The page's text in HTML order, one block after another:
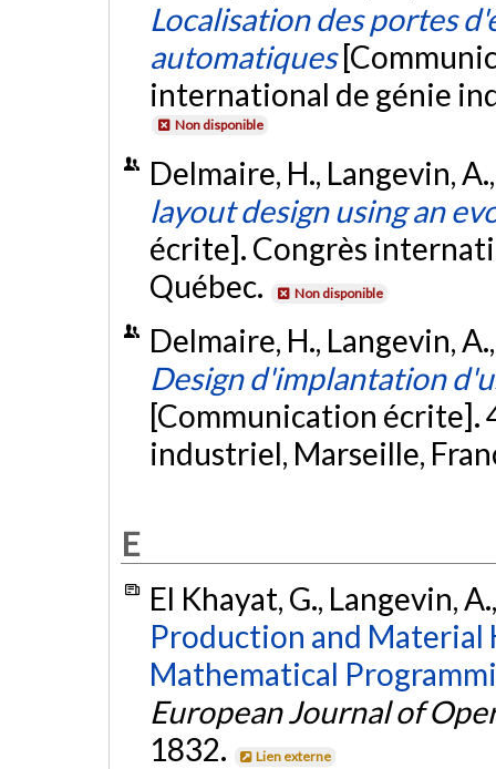
Localisation des portes
automatiques
international de génie
Non disponible
Delmaire, H., Langevin,
layout design using an
écrite]. Congrès
Québec.
Non disponible
Delmaire, H., Langevin,
Design d'implantation
[Communication écrite].
industriel, Marseille,
E
El Khayat, G., Langevin,
Production and Material
Mathematical
European Journal of
1832.
Lien externe